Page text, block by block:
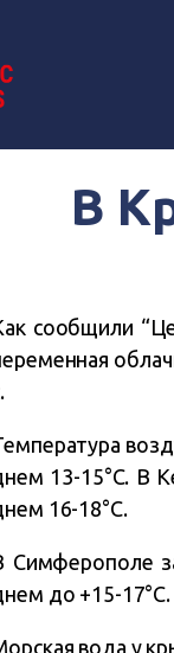
В
сообщили
13-15°C. В
16-18°C.
Симферополе
до +15-17°C.
вода у